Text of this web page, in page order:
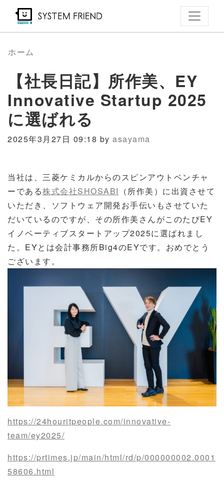
ン
コ
ツ
ホーム
【社長日記】所作美、EY
Innovative Startup 2025
に選ばれる
2025年3月27日 09:18 by asayama
当社は、三菱ケミカルからのスピンアウトベンチャ
ーである株式会社SHOSABI （所作美）に出資させて
いただき、ソフトウェア開発お手伝いもさせていた
だいているのですが、その所作美さんがこのたびEY
イノベーティブスタートアップ2025に選ばれまし
た。EYとは会計事務所Big4のEYです。おめでとう
ございます。
https://24houritpeople.com/innovative-
team/ey2025/
https://prtimes.jp/main/html/rd/p/000000002.0001
58606.html